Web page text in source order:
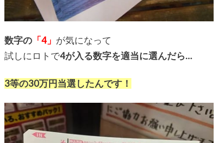
数字の「4」 が気になって
試しにロトで4が入る数字を適当に選んだら…
3等の30万円当選したんです！